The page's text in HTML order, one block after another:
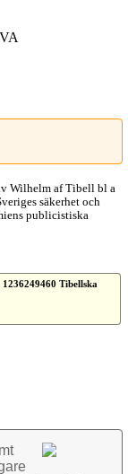
Wilhelm af Tibell bl a
säkerhet och
publicistiska
1236249460 Tibellska